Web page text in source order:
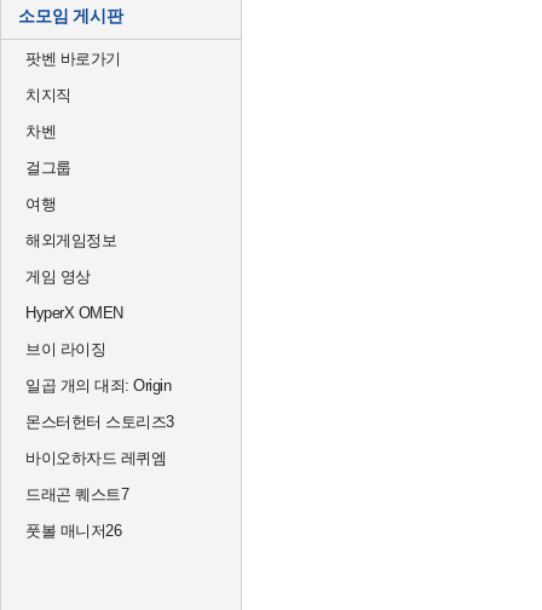
소모임 게시판
팟벤 바로가기
치지직
차벤
걸그룹
여행
해외게임정보
게임 영상
HyperX OMEN
브이 라이징
일곱 개의 대죄: Origin
몬스터헌터 스토리즈3
바이오하자드 레퀴엠
드래곤 퀘스트7
풋볼 매니저26